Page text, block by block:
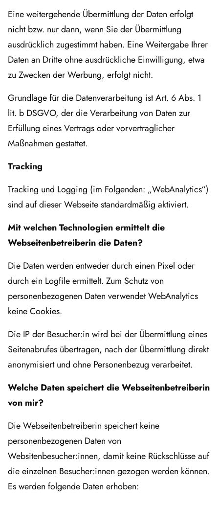
Eine weitergehende Übermittlung der Daten erfolgt
nicht bzw. nur dann, wenn Sie der Übermittlung
ausdrücklich zugestimmt haben. Eine Weitergabe Ihrer
Daten an Dritte ohne ausdrückliche Einwilligung, etwa
zu Zwecken der Werbung, erfolgt nicht.
Grundlage für die Datenverarbeitung ist Art. 6 Abs. 1
lit. b DSGVO, der die Verarbeitung von Daten zur
Erfüllung eines Vertrags oder vorvertraglicher
Maßnahmen gestattet.
Tracking
Tracking und Logging (im Folgenden: „WebAnalytics“)
sind auf dieser Webseite standardmäßig aktiviert.
Mit welchen Technologien ermittelt die
Webseitenbetreiberin die Daten?
Die Daten werden entweder durch einen Pixel oder
durch ein Logfile ermittelt. Zum Schutz von
personenbezogenen Daten verwendet WebAnalytics
keine Cookies.
Die IP der Besucher:in wird bei der Übermittlung eines
Seitenabrufes übertragen, nach der Übermittlung direkt
anonymisiert und ohne Personenbezug verarbeitet.
Welche Daten speichert die Webseitenbetreiberin
von mir?
Die Webseitenbetreiberin speichert keine
personenbezogenen Daten von
Websitenbesucher:innen, damit keine Rückschlüsse auf
die einzelnen Besucher:innen gezogen werden können.
Es werden folgende Daten erhoben: